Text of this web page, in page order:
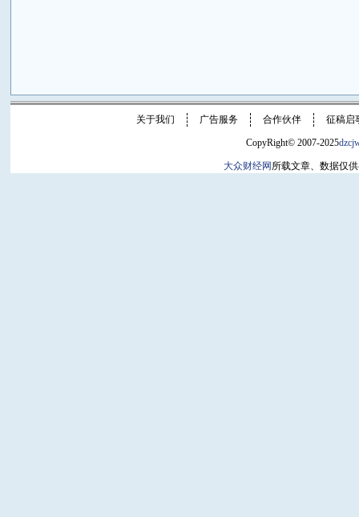
关于我们 广告服务 合作伙伴 征稿启
CopyRight© 2007-2025
大众财经网 所载文章、数据仅